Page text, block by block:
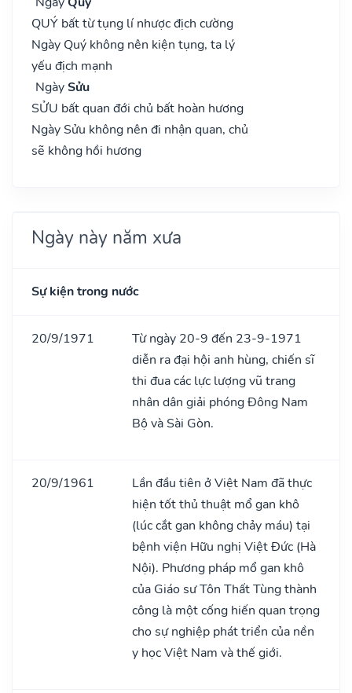
QUÝ bất từ tụng lí nhược địch cường
Ngày Quý không nên kiện tụng, ta lý
yếu địch mạnh
NgàySửu
SỬU bất quan đới chủ bất hoàn hương
Ngày Sửu không nên đi nhận quan, chủ
sẽ không hồi hương
Ngày này năm xưa
Sự kiện trong nước
20/9/1971
Từ ngày 20-9 đến 23-9-1971
diễn ra đại hội anh hùng, chiến sĩ
thi đua các lực lượng vũ trang
nhân dân giải phóng Đông Nam
Bộ và Sài Gòn.
20/9/1961
Lần đầu tiên ở Việt Nam đã thực
hiện tốt thủ thuật mổ gan khô
(lúc cắt gan không chảy máu) tại
bệnh viện Hữu nghị Việt Đức (Hà
Nội). Phương pháp mổ gan khô
của Giáo sư Tôn Thất Tùng thành
công là một cống hiến quan trọng
cho sự nghiệp phát triển của nền
y học Việt Nam và thế giới.